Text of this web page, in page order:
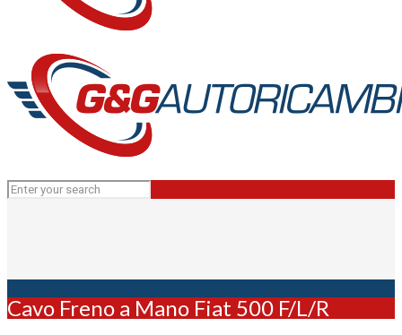
Cavo Freno a Mano Fiat 500 F/L/R